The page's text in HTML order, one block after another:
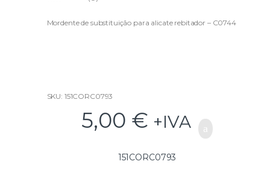
u
Mordente de substituição para alicate rebitador – C0744
SKU: 151CORC0793
5,00 € +IVA
151CORC0793